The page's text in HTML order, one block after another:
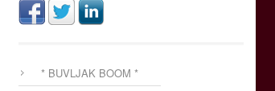
* BUVLJAK BOOM *